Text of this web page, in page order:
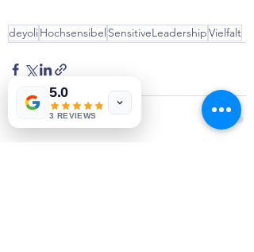
deyoliHochsensibel SensitiveLeadershipVielfalt
5.0
3 REVIEWS